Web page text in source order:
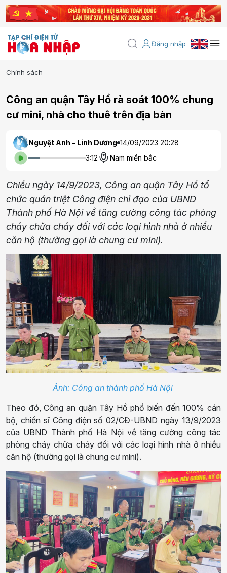
Đăng nhập
Chính sách
Công an quận Tây Hồ rà soát 100% chung
cư mini, nhà cho thuê trên địa bàn
Nguyệt Anh - Linh Dương 14/09/2023 20:28
3:12
Nam miền bắc
Chiều ngày 14/9/2023, Công an quận Tây Hồ tổ
chức quán triệt Công điện chỉ đạo của UBND
Thành phố Hà Nội về tăng cường công tác phòng
cháy chữa cháy đối với các loại hình nhà ở nhiều
căn hộ (thường gọi là chung cư mini).
Ảnh: Công an thành phố Hà Nội
Theo đó, Công an quận Tây Hồ phổ biến đến 100% cán
bộ, chiến sĩ Công điện số 02/CĐ-UBND ngày 13/9/2023
của UBND Thành phố Hà Nội về tăng cường công tác
phòng cháy chữa cháy đối với các loại hình nhà ở nhiều
căn hộ (thường gọi là chung cư mini).